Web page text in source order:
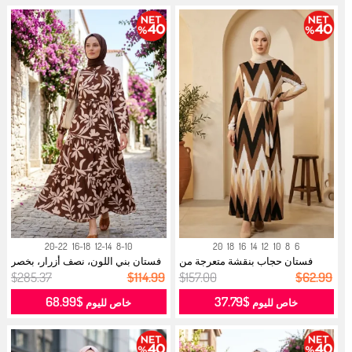
6
8
10
12
14
16
18
20
فستان حجاب بنقشة متعرجة من
قماش الك...
$157.00 $62.99
خاص لليوم $37.79
8-10
12-14
16-18
20-22
فستان بني اللون، نصف أزرار، بخصر
بر...
$285.37 $114.99
خاص لليوم $68.99